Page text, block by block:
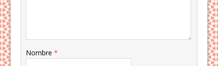
Nombre*